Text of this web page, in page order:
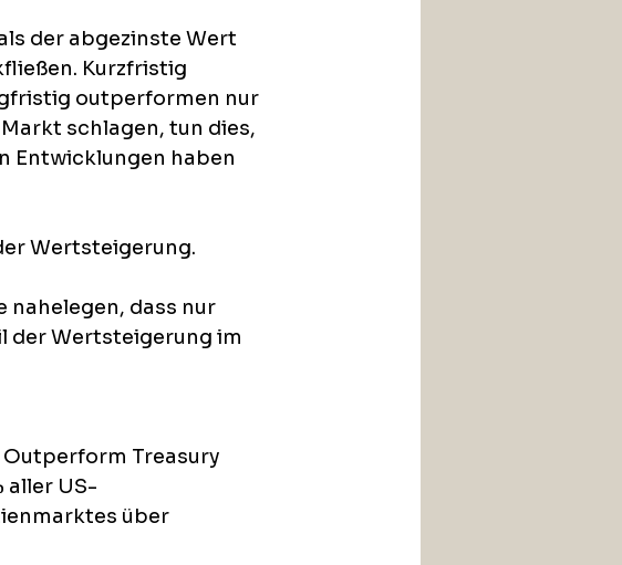
der abgezinste Wert
Kurzfristig
outperformen nur
schlagen, tun dies,
Entwicklungen haben
Wertsteigerung.
dass nur
der Wert­steigerung im
Treasury
aller US-
über